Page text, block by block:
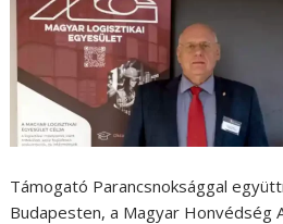
Támogató Parancsnoksággal
Budapesten, a Magyar Honvédség